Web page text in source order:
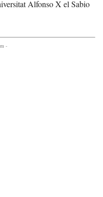
Alfonso X el Sabio
-